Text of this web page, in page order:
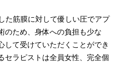
た筋膜に対して優しい圧でアプ
ため、身体への負担も少な
して受けていただくことができ
セラピストは全員女性、完全個